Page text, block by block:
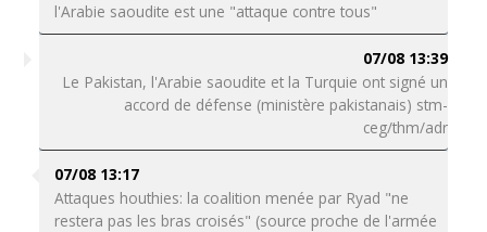
l'Arabie saoudite est une "attaque contre tous"
07/08 13:39
Le Pakistan, l'Arabie saoudite et la Turquie ont signé un
accord de défense (ministère pakistanais) stm-
ceg/thm/adr
07/08 13:17
Attaques houthies: la coalition menée par Ryad "ne
restera pas les bras croisés" (source proche de l'armée